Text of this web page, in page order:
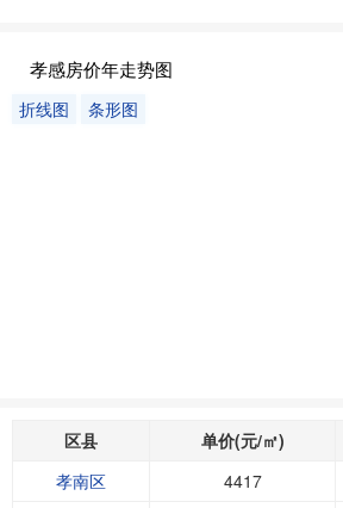
孝感房价年走势图
折线图 条形图
区县 单价(元/㎡)
孝南区
4417